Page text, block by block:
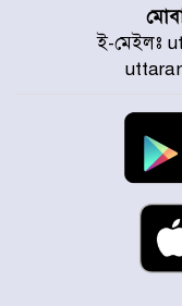
ই-মেইলঃ